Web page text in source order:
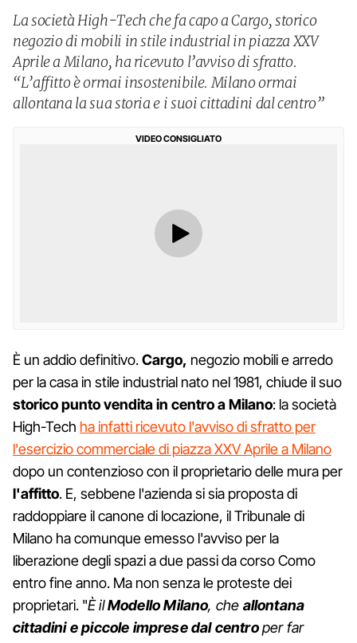
La società High-Tech che fa capo a Cargo, storico
negozio di mobili in stile industrial in piazza XXV
Aprile a Milano, ha ricevuto l’avviso di sfratto.
“L’affitto è ormai insostenibile. Milano ormai
allontana la sua storia e i suoi cittadini dal centro”
VIDEO CONSIGLIATO
È un addio definitivo.Cargo, negozio mobili e arredo
per la casa in stile industrial nato nel 1981, chiude il suo
storico punto vendita in centro a Milano: la società
High-Tech ha infatti ricevuto l'avviso di sfratto per
l'esercizio commerciale di piazza XXV Aprile a Milano
dopo un contenzioso con il proprietario delle mura per
l'affitto. E, sebbene l'azienda si sia proposta di
raddoppiare il canone di locazione, il Tribunale di
Milano ha comunque emesso l'avviso per la
liberazione degli spazi a due passi da corso Como
entro fine anno. Ma non senza le proteste dei
proprietari. "È ilModello Milano, che allontana
cittadini e piccole imprese dal centroper far